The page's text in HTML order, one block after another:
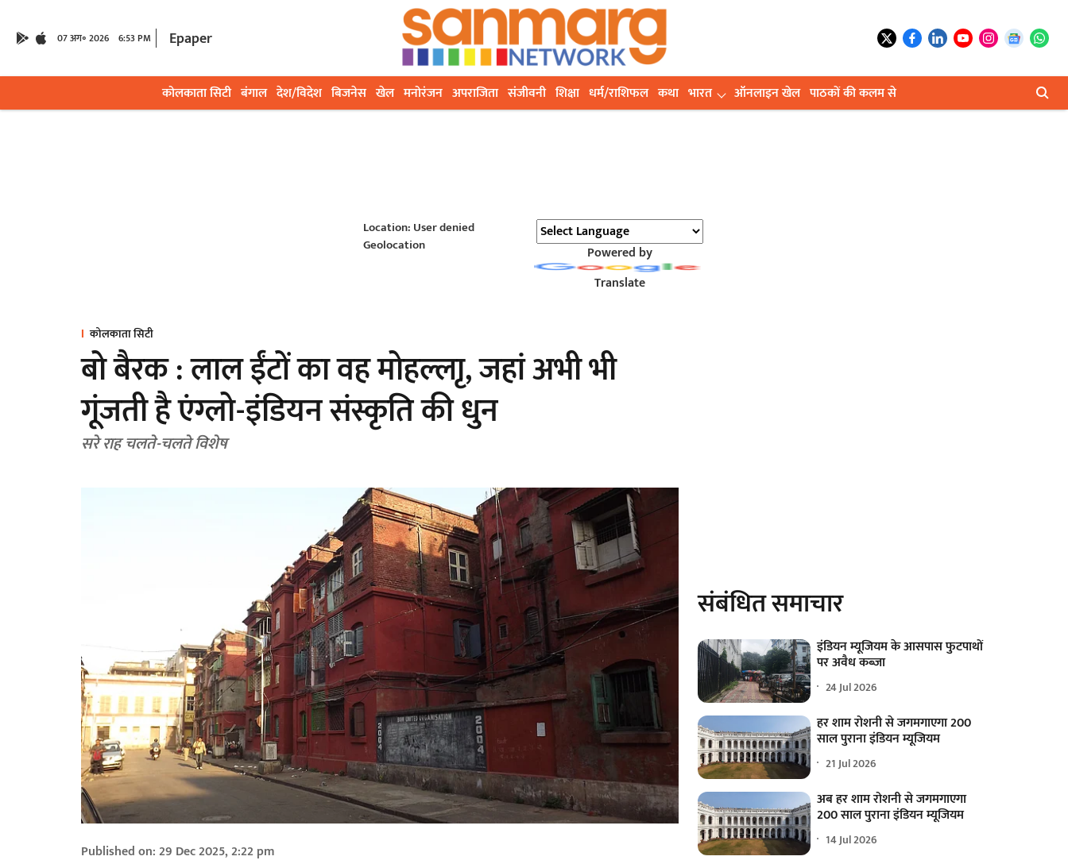
07 अग॰ 2026 6:53 PM Epaper
कोलकाता सिटी बंगाल देश/विदेश बिजनेस खेल मनोरंजन अपराजिता संजीवनी शिक्षा धर्म/राशिफल कथा भारत ऑनलाइन खेल पाठकों की कलम से
Location: User denied
Geolocation
Powered by
Translate
कोलकाता सिटी
बो बैरक : लाल ईंटों का वह मोहल्लाृ, जहां अभी भी
गूंजती है एंग्लो-इंडियन संस्कृति की धुन
सरे राह चलते-चलते विशेष
Published on:29 Dec 2025, 2:22 pm
संबंधित समाचार
इंडियन म्यूजियम के आसपास फुटपाथों
पर अवैध कब्जा
24 Jul 2026
हर शाम रोशनी से जगमगाएगा 200
साल पुराना इंडियन म्यूजियम
21 Jul 2026
अब हर शाम रोशनी से जगमगाएगा
200 साल पुराना इंडियन म्यूजियम
14 Jul 2026